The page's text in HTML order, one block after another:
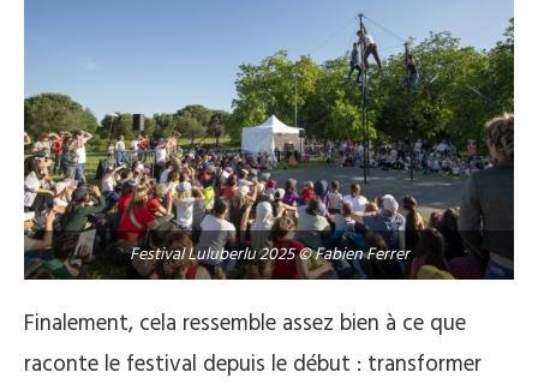
Festival Luluberlu 2025 © Fabien Ferrer
Finalement, cela ressemble assez bien à ce que
raconte le festival depuis le début : transformer